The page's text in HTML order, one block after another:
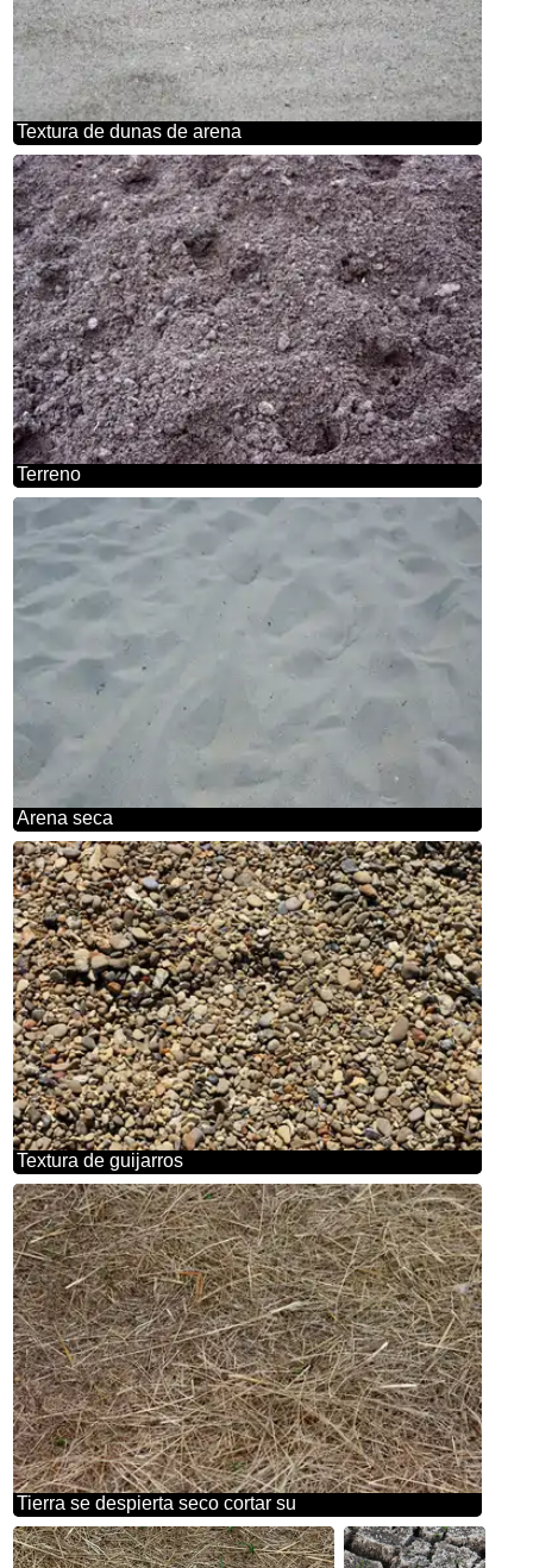
Textura de dunas de arena
Terreno
Arena seca
Textura de guijarros
Tierra se despierta seco cortar su